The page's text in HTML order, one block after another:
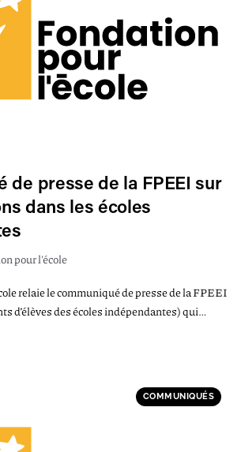
de presse de la FPEEI sur
dans les écoles
pour l'école
relaie le communiqué de presse de la FPEEI
d’élèves des écoles indépendantes) qui…
COMMUNIQUÉS